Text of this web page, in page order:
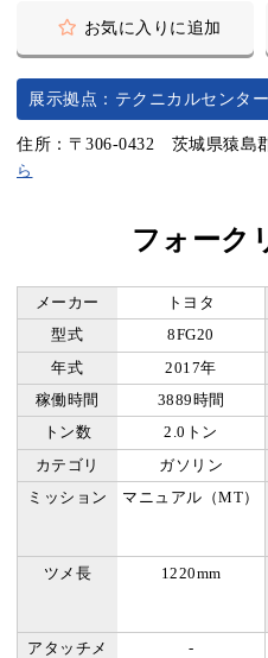
展示拠点：テクニカルセンター
住所：〒306-0432 茨城県猿島
ら
フォーク
メーカー トヨタ
型式
8FG20
年式
2017年
稼働時間
3889時間
トン数
2.0トン
カテゴリ
ガソリン
ミッション
マニュアル（MT）
ツメ長 1220mm
アタッチメ
-
お気に入りに追加